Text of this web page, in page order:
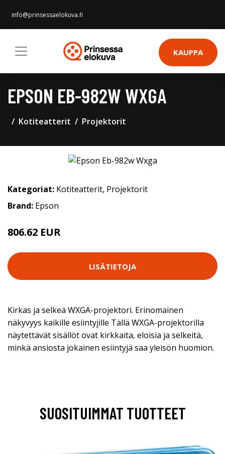
info@prinsessaelokuva.fi
KAUPPA
EPSON EB-982W WXGA
Kotiteatterit Projektorit
Kategoriat: Kotiteatterit, Projektorit
Brand: Epson
806.62 EUR
LISÄTIETOJA
Kirkas ja selkeä WXGA-projektori. Erinomainen
näkyvyys kaikille esiintyjille Tällä WXGA-projektorilla
näytettävät sisällöt ovat kirkkaita, eloisia ja selkeitä,
minkä ansiosta jokainen esiintyjä saa yleisön huomion.
SUOSITUIMMAT TUOTTEET